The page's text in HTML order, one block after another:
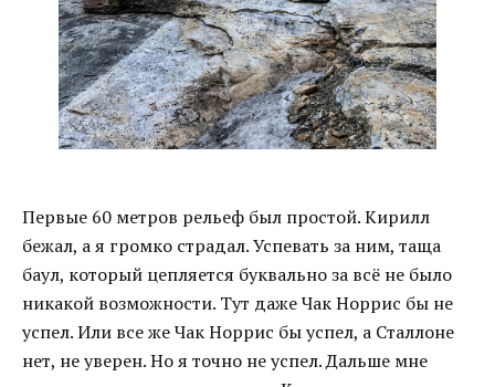
Первые 60 метров рельеф был простой. Кирилл
бежал, а я громко страдал. Успевать за ним, таща
баул, который цепляется буквально за всё не было
никакой возможности. Тут даже Чак Норрис бы не
успел. Или все же Чак Норрис бы успел, а Сталлоне
нет, не уверен. Но я точно не успел. Дальше мне